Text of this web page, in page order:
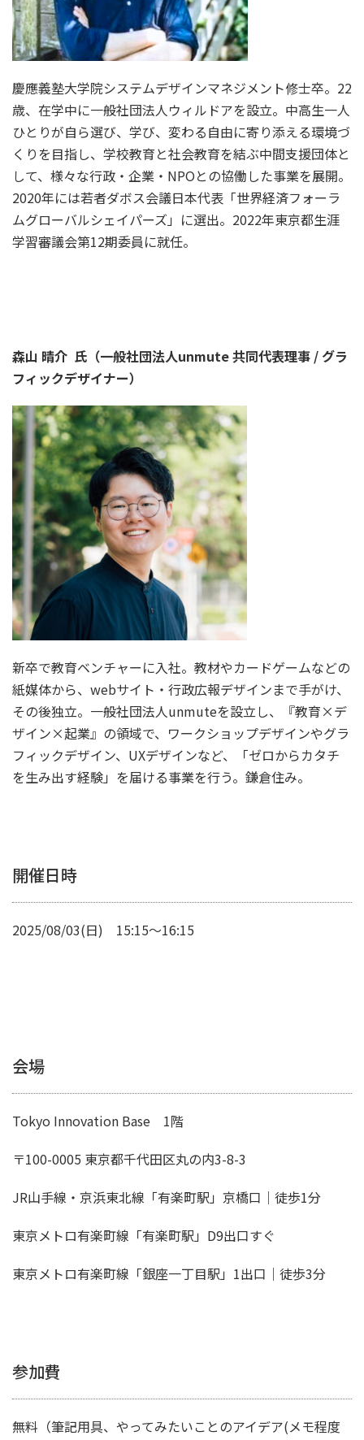
慶應義塾大学院システムデザインマネジメント修士卒。22
歳、在学中に一般社団法人ウィルドアを設立。中高生一人
ひとりが自ら選び、学び、変わる自由に寄り添える環境づ
くりを目指し、学校教育と社会教育を結ぶ中間支援団体と
して、様々な行政・企業・NPOとの協働した事業を展開。
2020年には若者ダボス会議日本代表「世界経済フォーラ
ムグローバルシェイパーズ」に選出。2022年東京都生涯
学習審議会第12期委員に就任。
森山 晴介 氏（一般社団法人unmute 共同代表理事 / ​​グラ
フィックデザイナー）
新卒で教育ベンチャーに入社。教材やカードゲームなどの
紙媒体から、webサイト・行政広報デザインまで手がけ、
その後独立。一般社団法人unmuteを設立し、『教育×デ
ザイン×起業』の領域で、ワークショップデザインやグラ
フィックデザイン、UXデザインなど、「ゼロからカタチ
を生み出す経験」を届ける事業を行う。鎌倉住み。
開催日時
2025/08/03(日) 15:15～16:15
会場
Tokyo Innovation Base 1階
〒100-0005 東京都千代田区丸の内3-8-3
JR山手線・京浜東北線「有楽町駅」京橋口｜徒歩1分
東京メトロ有楽町線「有楽町駅」D9出口すぐ
東京メトロ有楽町線「銀座一丁目駅」1出口｜徒歩3分
参加費
無料（筆記用具、やってみたいことのアイデア(メモ程度